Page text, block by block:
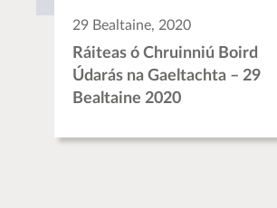
29 Bealtaine, 2020
Ráiteas ó Chruinniú Boird
Údarás na Gaeltachta – 29
Bealtaine 2020